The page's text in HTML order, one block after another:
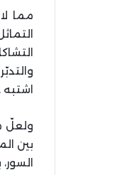
مما
اشتبه
بين